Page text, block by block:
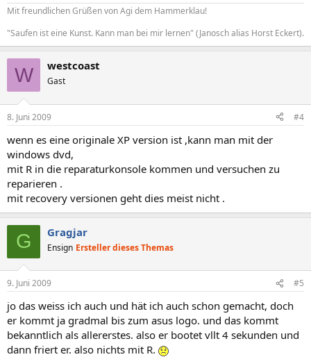
Mit freundlichen Grüßen von Agi dem Hammerklau!
"Saufen ist eine Kunst. Kann man bei mir lernen" (Janosch alias Horst Eckert).
W westcoast
Gast
8. Juni 2009 #4
wenn es eine originale XP version ist ,kann man mit der
windows dvd,
mit R in die reparaturkonsole kommen und versuchen zu
reparieren .
mit recovery versionen geht dies meist nicht .
G Gragjar
Ensign Ersteller dieses Themas
9. Juni 2009 #5
jo das weiss ich auch und hät ich auch schon gemacht, doch
er kommt ja gradmal bis zum asus logo. und das kommt
bekanntlich als allererstes. also er bootet vllt 4 sekunden und
dann friert er. also nichts mit R.